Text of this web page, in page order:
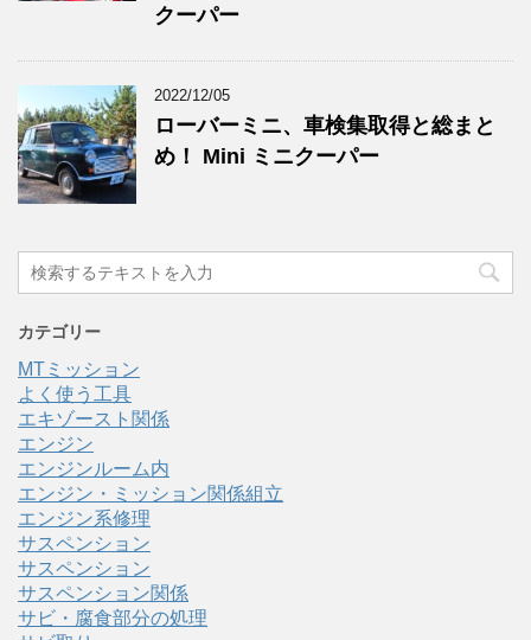
クーパー
2022/12/05
ローバーミニ、車検集取得と総まと
め！ Mini ミニクーパー
カテゴリー
MTミッション
よく使う工具
エキゾースト関係
エンジン
エンジンルーム内
エンジン・ミッション関係組立
エンジン系修理
サスペンション
サスペンション
サスペンション関係
サビ・腐食部分の処理